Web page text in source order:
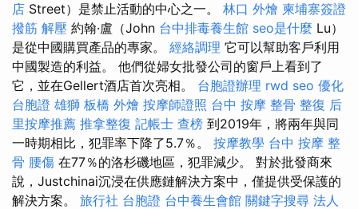
店 Street）是禁止活動的中心之一。 林口 外燴 柬埔寨簽證
撥筋 解壓 約翰·盧（John 台中排毒養生館 seo是什麼 Lu）
是從中國購買產品的專家。 經絡調理 它可以幫助客戶利用
中國製造的利益。 他們從婦女批發公司的窗戶上看到了
它，並在Gellert酒店首次亮相。 台胞證辦理 rwd seo 優化
台胞證 雄獅 板橋 外燴 按摩師證照 台中 按摩 整骨 整復 后
里按摩推薦 推拿整復 記帳士 查榜 到2019年，將兩年與同
一時期相比，犯罪率下降了5.7％。 按摩教學 台中 按摩 整
骨 腰傷 在77％的洛杉磯地區，犯罪減少。 對於批發商來
說，Justchinai沉浸在供應鏈解決方案中，僅提供受保護的
解決方案。 旅行社 台胞證 台中養生會館 關鍵字搜尋 法人